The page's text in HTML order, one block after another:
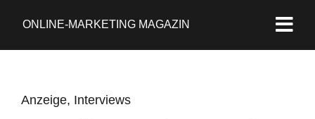
ONLINE-MARKETING MAGAZIN
Anzeige, Interviews